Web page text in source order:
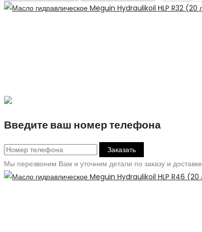
Введите ваш номер телефона
Заказать
Мы перезвоним Вам и уточним детали по заказу и доставке